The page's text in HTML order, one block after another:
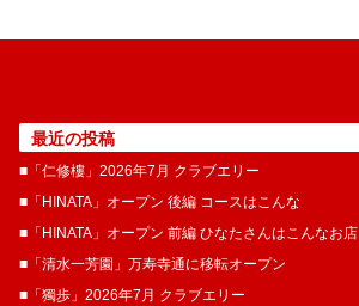
最近の投稿
■「仁修樓」2026年7月 クラブエリー
■「HINATA」オープン 後編 コースはこんな
■「HINATA」オープン 前編 ひなたさんはこんなお店
■「清水一芳園」万寿寺通に移転オープン
■「獨歩」2026年7月 クラブエリー